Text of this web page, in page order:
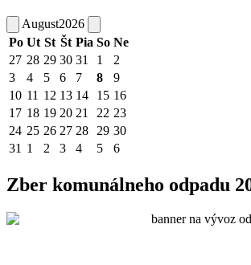
August2026
Po Ut St Št Pia So Ne
27 28 29 30 31 1
2
3
4 5 6 7 8
9
10 11 12 13 14 15 16
17 18 19 20 21 22 23
24 25 26 27 28 29 30
31 1 2 3 4 5 6
Zber komunálneho odpadu